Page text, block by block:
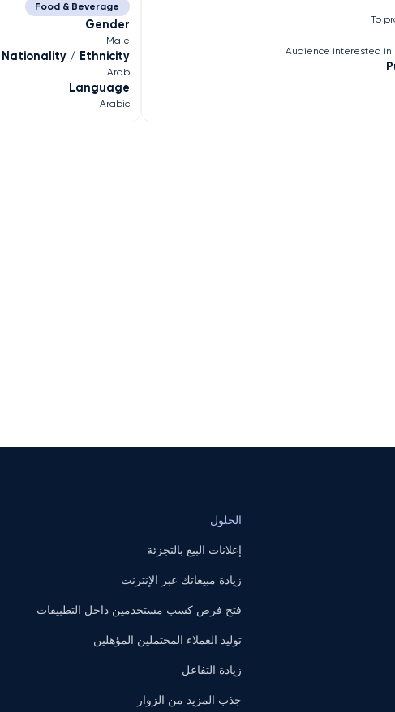
To
Audience interested in
Food & Beverage
Gender
Male
Nationality / Ethnicity
Arab
Language
Arabic
الحلول
إعلانات البيع بالتجزئة
زيادة مبيعاتك عبر الإنترنت
فتح فرص كسب مستخدمين داخل التطبيقات
توليد العملاء المحتملين المؤهلين
زيادة التفاعل
جذب المزيد من الزوار